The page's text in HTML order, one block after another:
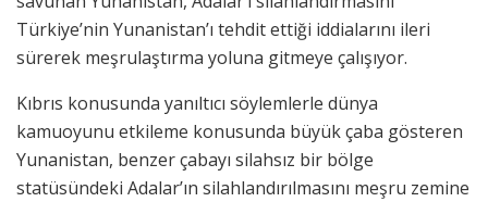
Türkiye’nin Yunanistan’ı tehdit ettiği iddialarını ileri
sürerek meşrulaştırma yoluna gitmeye çalışıyor.
Kıbrıs konusunda yanıltıcı söylemlerle dünya
kamuoyunu etkileme konusunda büyük çaba gösteren
Yunanistan, benzer çabayı silahsız bir bölge
statüsündeki Adalar’ın silahlandırılmasını meşru zemine